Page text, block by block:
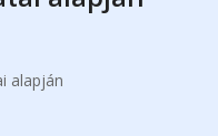
alapján